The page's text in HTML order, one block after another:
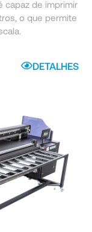
capaz de imprimir
o que permite
DETALHES